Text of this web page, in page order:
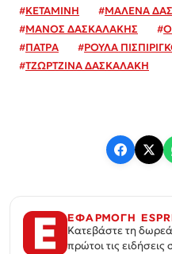
#ΚΕΤΑΜΙΝΗ #ΜΑΛΕΝΑ
#ΜΑΝΟΣ ΔΑΣΚΑΛΑΚΗΣ #
#ΠΑΤΡΑ #ΡΟΥΛΑ
#ΤΖΩΡΤΖΙΝΑ ΔΑΣΚΑΛΑΚΗ
ΕΦΑΡΜΟΓΗ
Κατεβάστε τη
πρώτοι τις ειδήσεις